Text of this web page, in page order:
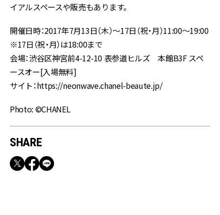
イアルスペースや販売もあります。
開催日時：2017年7月13日（木）～17日（祝・月）11:00～19:00
※17日（祝・月）は18:00まで
会場：渋谷区神宮前4-12-10 表参道ヒルズ 本館B3F スペ
ースオー[入場無料]
サイト：https://neonwave.chanel-beaute.jp/
Photo: ©CHANEL
SHARE